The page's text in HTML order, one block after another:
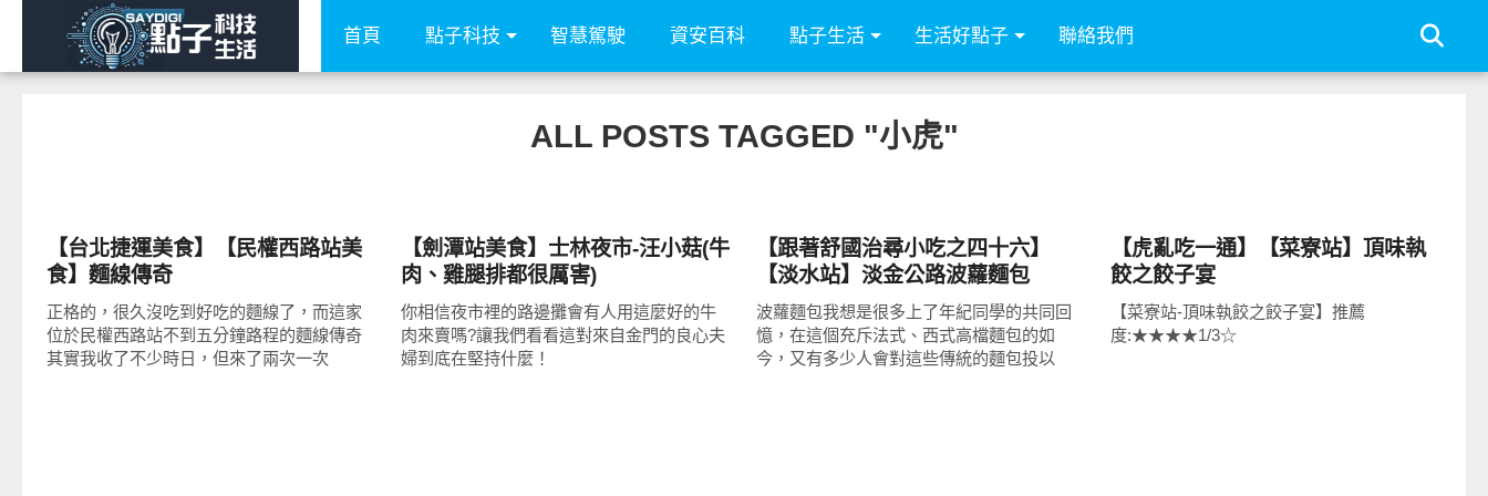
首頁 點子科技 智慧駕駛 資安百科 點子生活 生活好點子 聯絡我們
ALL POSTS TAGGED "小虎"
【台北捷運美食】【民權西路站美
食】麵線傳奇
正格的，很久沒吃到好吃的麵線了，而這家
位於民權西路站不到五分鐘路程的麵線傳奇
其實我收了不少時日，但來了兩次一次
【劍潭站美食】士林夜市-汪小菇(牛
肉、雞腿排都很厲害)
你相信夜市裡的路邊攤會有人用這麼好的牛
肉來賣嗎?讓我們看看這對來自金門的良心夫
婦到底在堅持什麼！
【跟著舒國治尋小吃之四十六】
【淡水站】淡金公路波蘿麵包
波蘿麵包我想是很多上了年紀同學的共同回
憶，在這個充斥法式、西式高檔麵包的如
今，又有多少人會對這些傳統的麵包投以
【虎亂吃一通】【菜寮站】頂味執
餃之餃子宴
【菜寮站-頂味執餃之餃子宴】推薦
度:★★★★1/3☆